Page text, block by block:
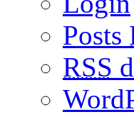
Posts
RSS